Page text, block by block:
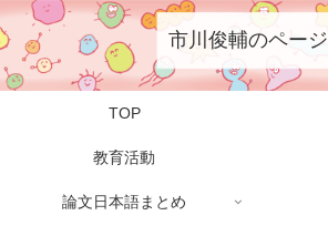
市川俊輔のページ
TOP
教育活動
論文日本語まとめ